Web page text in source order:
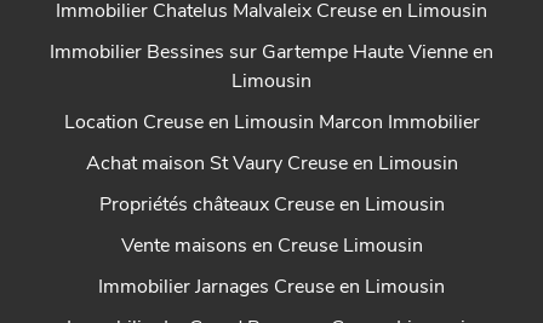
Immobilier Chatelus Malvaleix Creuse en Limousin
Immobilier Bessines sur Gartempe Haute Vienne en
Limousin
Location Creuse en Limousin Marcon Immobilier
Achat maison St Vaury Creuse en Limousin
Propriétés châteaux Creuse en Limousin
Vente maisons en Creuse Limousin
Immobilier Jarnages Creuse en Limousin